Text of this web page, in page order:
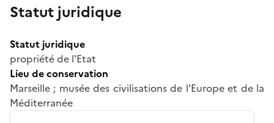
Statut juridique
Statut juridique
propriété de l'Etat
Lieu de conservation
Marseille ; musée des civilisations de l'Europe et de la
Méditerranée